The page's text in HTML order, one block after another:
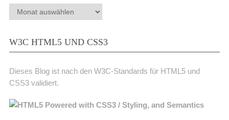
Archiv
W3C HTML5 UND CSS3
Dieses Blog ist nach den W3C-Standards für HTML5 und
CSS3 validiert.